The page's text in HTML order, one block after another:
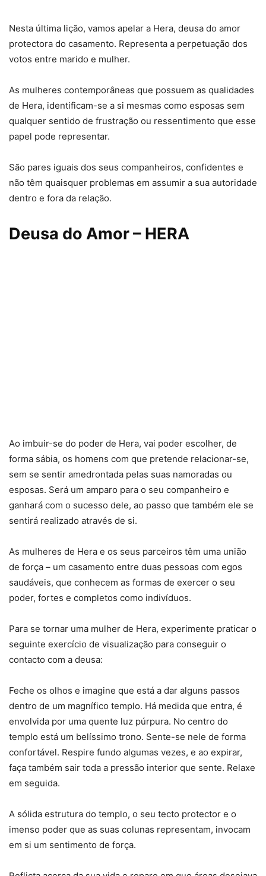
Nesta última lição, vamos apelar a Hera, deusa do amor
protectora do casamento. Representa a perpetuação dos
votos entre marido e mulher.
As mulheres contemporâneas que possuem as qualidades
de Hera, identificam-se a si mesmas como esposas sem
qualquer sentido de frustração ou ressentimento que esse
papel pode representar.
São pares iguais dos seus companheiros, confidentes e
não têm quaisquer problemas em assumir a sua autoridade
dentro e fora da relação.
Deusa do Amor – HERA
Ao imbuir-se do poder de Hera, vai poder escolher, de
forma sábia, os homens com que pretende relacionar-se,
sem se sentir amedrontada pelas suas namoradas ou
esposas. Será um amparo para o seu companheiro e
ganhará com o sucesso dele, ao passo que também ele se
sentirá realizado através de si.
As mulheres de Hera e os seus parceiros têm uma união
de força – um casamento entre duas pessoas com egos
saudáveis, que conhecem as formas de exercer o seu
poder, fortes e completos como indivíduos.
Para se tornar uma mulher de Hera, experimente praticar o
seguinte exercício de visualização para conseguir o
contacto com a deusa:
Feche os olhos e imagine que está a dar alguns passos
dentro de um magnífico templo. Há medida que entra, é
envolvida por uma quente luz púrpura. No centro do
templo está um belíssimo trono. Sente-se nele de forma
confortável. Respire fundo algumas vezes, e ao expirar,
faça também sair toda a pressão interior que sente. Relaxe
em seguida.
A sólida estrutura do templo, o seu tecto protector e o
imenso poder que as suas colunas representam, invocam
em si um sentimento de força.